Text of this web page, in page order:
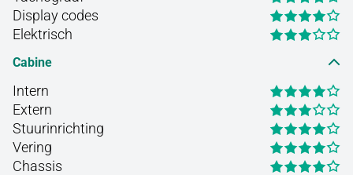
Display codes
Elektrisch
Cabine
Intern
Extern
Stuurinrichting
Vering
Chassis